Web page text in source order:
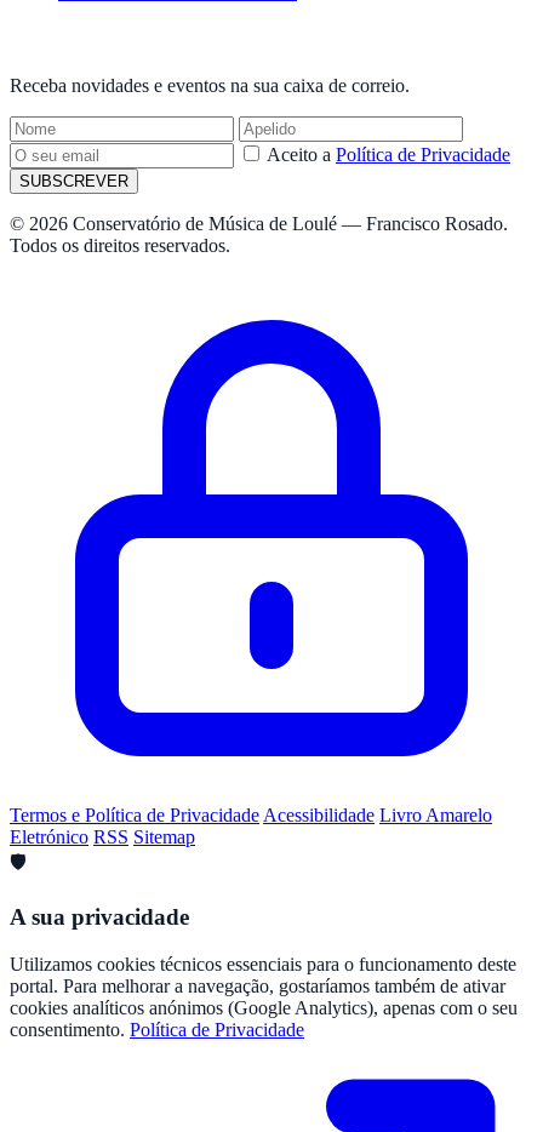
Receba novidades e eventos na sua caixa de correio.
Aceito a Política de Privacidade
SUBSCREVER
© 2026 Conservatório de Música de Loulé — Francisco Rosado.
Todos os direitos reservados.
Termos e Política de PrivacidadeAcessibilidade Livro Amarelo
Eletrónico RSS Sitemap
🛡️
A sua privacidade
Utilizamos cookies técnicos essenciais para o funcionamento deste
portal. Para melhorar a navegação, gostaríamos também de ativar
cookies analíticos anónimos (Google Analytics), apenas com o seu
consentimento. Política de Privacidade